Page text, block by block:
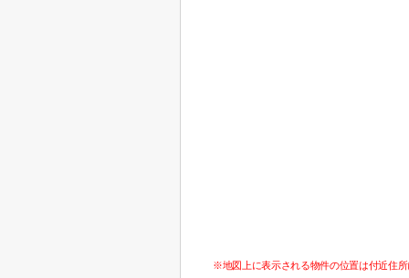
※地図上に表示される物件の位置は付近住